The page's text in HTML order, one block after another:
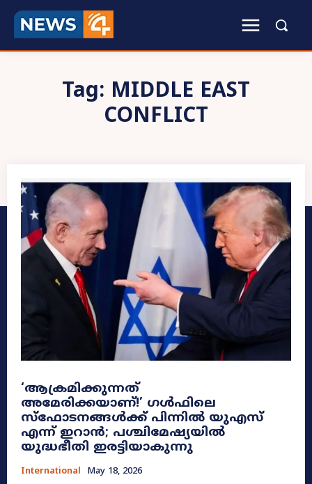
Tag: MIDDLE EAST
CONFLICT
‘ആക്രമിക്കുന്നത്
അമേരിക്കയാണ്!’ ഗൾഫിലെ
സ്ഫോടനങ്ങൾക്ക് പിന്നിൽ യുഎസ്
എന്ന് ഇറാൻ; പശ്ചിമേഷ്യയിൽ
യുദ്ധഭീതി ഇരട്ടിയാകുന്നു
International May 18, 2026